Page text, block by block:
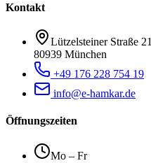
Kontakt
Lützelsteiner Straße 21
80939 München
+49 176 228 754 19
info@e-hamkar.de
Öffnungszeiten
Mo – Fr